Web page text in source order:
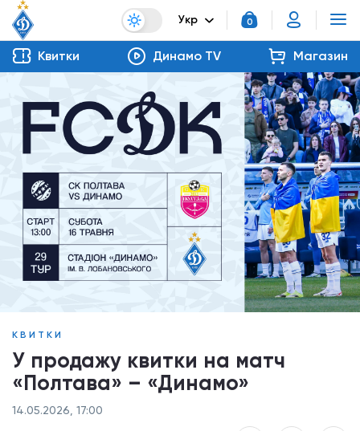
Укр 0
Квитки Динамо TV Магазин
КВИТКИ
У продажу квитки на матч
«Полтава» – «Динамо»
14.05.2026, 17:00